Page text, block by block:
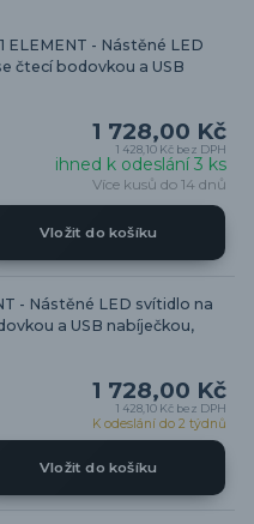
ELEMENT - Nástěné LED
čtecí bodovkou a USB
1 728,00 Kč
1 428,10 Kč bez DPH
ihned k odeslání 3 ks
Více kusů do 14 dnů
Vložit do košíku
- Nástěné LED svítidlo na
a USB nabíječkou,
1 728,00 Kč
1 428,10 Kč bez DPH
K odeslání do 2 týdnů
Vložit do košíku